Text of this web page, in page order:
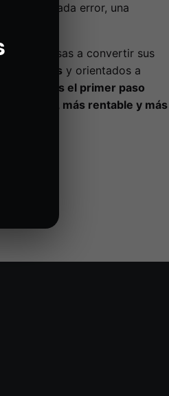
de cada error, una
a empresas a convertir sus
optimizados y orientados a
web es el primer paso
sólido, más rentable y más